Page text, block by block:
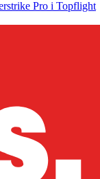
Pro i Topflight